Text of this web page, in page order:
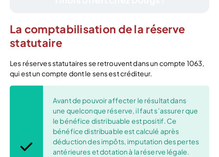
La comptabilisation de la réserve
statutaire
Les réserves statutaires se retrouvent dans un compte 1063,
qui est un compte dont le sens est créditeur.
Avant de pouvoir affecter le résultat dans
une quelconque réserve, il faut s’assurer que
le bénéfice distribuable est positif. Ce
bénéfice distribuable est calculé après
déduction des impôts, imputation des pertes
antérieures et dotation à la réserve légale.